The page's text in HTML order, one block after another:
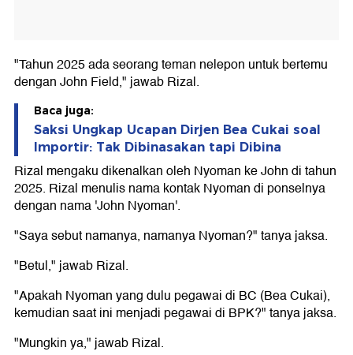
"Tahun 2025 ada seorang teman nelepon untuk bertemu
dengan John Field," jawab Rizal.
Baca juga:
Saksi Ungkap Ucapan Dirjen Bea Cukai soal
Importir: Tak Dibinasakan tapi Dibina
Rizal mengaku dikenalkan oleh Nyoman ke John di tahun
2025. Rizal menulis nama kontak Nyoman di ponselnya
dengan nama 'John Nyoman'.
"Saya sebut namanya, namanya Nyoman?" tanya jaksa.
"Betul," jawab Rizal.
"Apakah Nyoman yang dulu pegawai di BC (Bea Cukai),
kemudian saat ini menjadi pegawai di BPK?" tanya jaksa.
"Mungkin ya," jawab Rizal.